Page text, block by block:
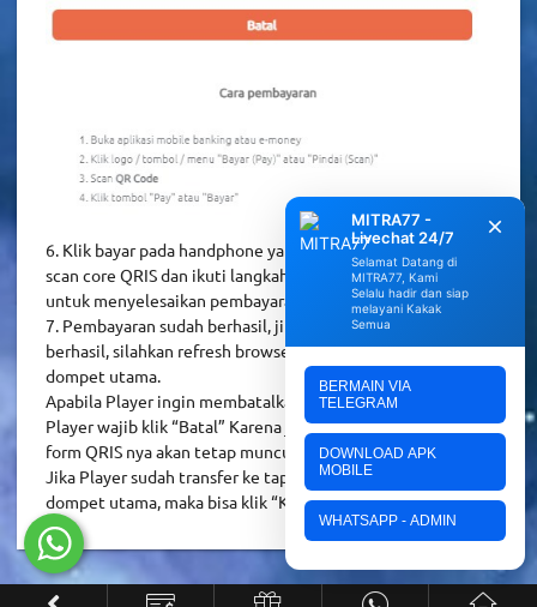
6. Klik bayar pada handphone yang digunakan pada saat
scan core QRIS dan ikuti langkah selanjutnya di handphone
untuk menyelesaikan pembayaran.
7. Pembayaran sudah berhasil, jika tidak muncul tulisan
berhasil, silahkan refresh browser untuk mereload ulang
dompet utama.
Apabila Player ingin membatalkan deposit ke QRIS, maka
Player wajib klik “Batal” Karena jika tidak klik “Batal” maka
form QRIS nya akan tetap muncul.
Jika Player sudah transfer ke tapi belum masuk ke kredit di
dompet utama, maka bisa klik “Konfirmasi Pembayaran”
MITRA77 -
Livechat 24/7
Selamat Datang di
MITRA77, Kami
Selalu hadir dan siap
melayani Kakak
Semua
BERMAIN VIA
TELEGRAM
DOWNLOAD APK
MOBILE
WHATSAPP - ADMIN